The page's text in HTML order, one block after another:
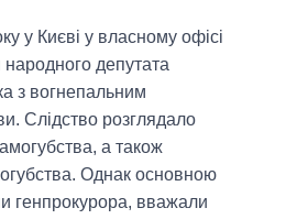
у Києві у власному офісі
депутата
з вогнепальним
Слідство розглядало
а також
Однак основною
генпрокурора, вважали